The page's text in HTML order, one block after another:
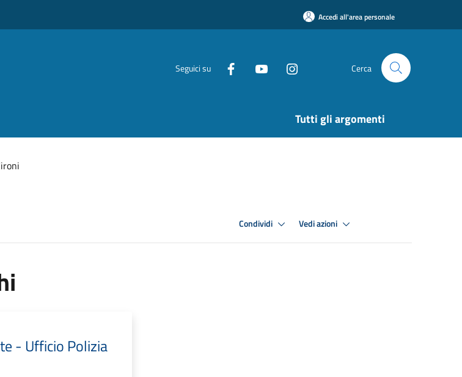
Accedi all'area personale
Seguici su Cerca
Tutti gli argomenti
Condividi Vedi azioni
- Ufficio Polizia